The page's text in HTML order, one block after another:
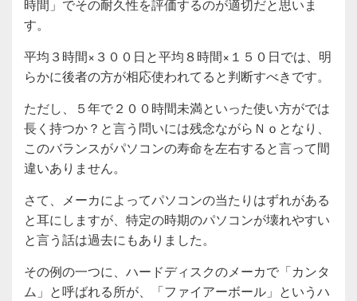
時間」でその耐久性を評価するのが適切だと思いま
す。
平均３時間×３００日と平均８時間×１５０日では、明
らかに後者の方が相応使われてると判断すべきです。
ただし、５年で２００時間未満といった使い方がでは
長く持つか？と言う問いには残念ながらＮｏとなり、
このバランスがパソコンの寿命を左右すると言って間
違いありません。
さて、メーカによってパソコンの当たりはずれがある
と耳にしますが、特定の時期のパソコンが壊れやすい
と言う話は過去にもありました。
その例の一つに、ハードディスクのメーカで「カンタ
ム」と呼ばれる所が、「ファイアーボール」というハ